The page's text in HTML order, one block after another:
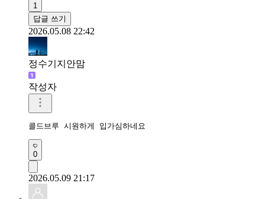
1
답글 쓰기
2026.05.08 22:42
정수기지안맘
작성자
콜드브루 시원하게 입가심하네요
0
2026.05.09 21:17